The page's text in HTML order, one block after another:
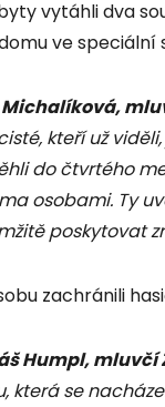
vytáhli dva
ve
Michalíková,
kteří už
do čtvrtého
osobami. Ty
poskytovat
zachránili
Humpl, mluvčí
která se